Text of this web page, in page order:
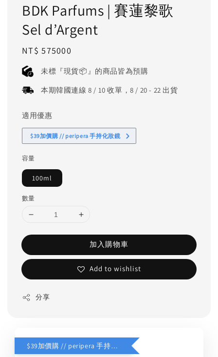
BDK Parfums | 賽蓮黎歌
Sel d’Argent
Regular
price
NT$ 575000
未標『現貨📦』的商品皆為預購
本期韓國連線 8 / 10 收單，8 / 20 - 22 出貨
適用優惠
$39加價購 // peripera 手持化妝鏡
容量
100ml
數量
加入購物車
Add to wishlist
分享
$39加價購 // peripera 手持化妝鏡